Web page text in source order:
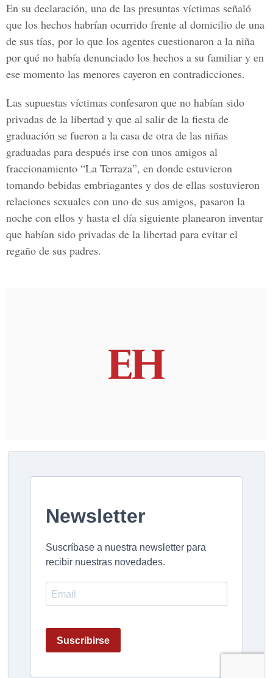
En su declaración, una de las presuntas víctimas señaló
que los hechos habrían ocurrido frente al domicilio de una
de sus tías, por lo que los agentes cuestionaron a la niña
por qué no había denunciado los hechos a su familiar y en
ese momento las menores cayeron en contradicciones.
Las supuestas víctimas confesaron que no habían sido
privadas de la libertad y que al salir de la fiesta de
graduación se fueron a la casa de otra de las niñas
graduadas para después irse con unos amigos al
fraccionamiento “La Terraza”, en donde estuvieron
tomando bebidas embriagantes y dos de ellas sostuvieron
relaciones sexuales con uno de sus amigos, pasaron la
noche con ellos y hasta el día siguiente planearon inventar
que habían sido privadas de la libertad para evitar el
regaño de sus padres.